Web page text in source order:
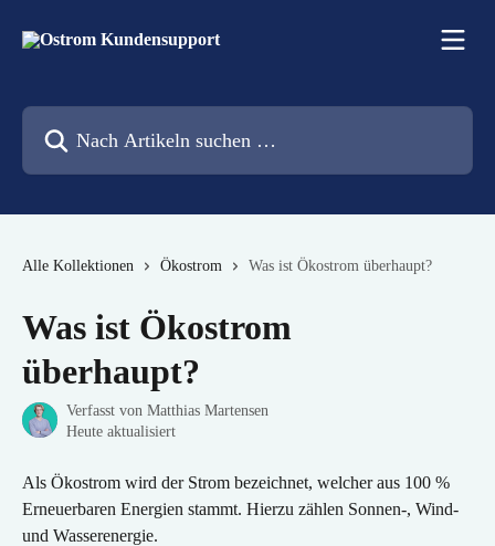
Alle Kollektionen Ökostrom Was ist Ökostrom überhaupt?
Was ist Ökostrom
überhaupt?
Verfasst von Matthias Martensen
Heute aktualisiert
Als Ökostrom wird der Strom bezeichnet, welcher aus 100 %
Erneuerbaren Energien stammt. Hierzu zählen Sonnen-, Wind-
und Wasserenergie.